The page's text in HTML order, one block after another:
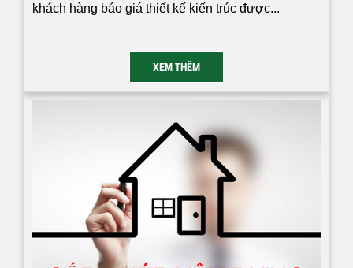
khách hàng báo giá thiết kế kiến trúc được...
XEM THÊM